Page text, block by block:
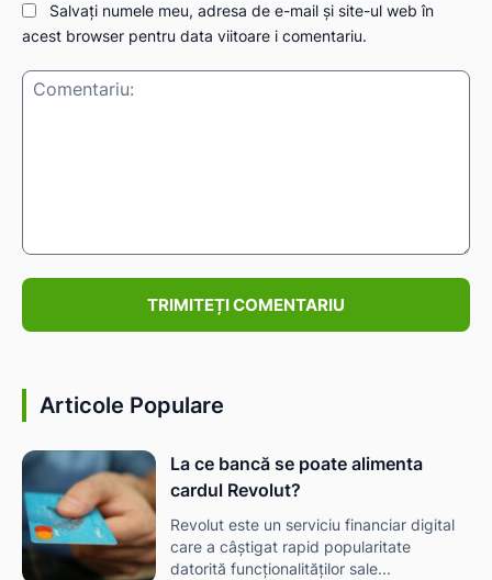
Salvați numele meu, adresa de e-mail și site-ul web în
acest browser pentru data viitoare i comentariu.
Articole Populare
La ce bancă se poate alimenta
cardul Revolut?
Revolut este un serviciu financiar digital
care a câștigat rapid popularitate
datorită funcționalităților sale...